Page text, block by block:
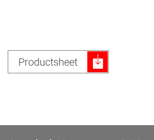
Productsheet